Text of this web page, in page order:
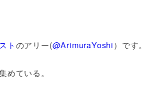
ト のアリー(@ArimuraYoshi）です。
ている。